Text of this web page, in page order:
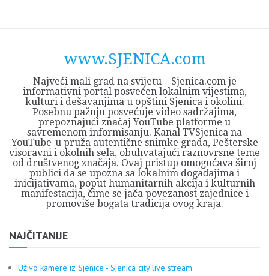
www.SJENICA.com
Najveći mali grad na svijetu – Sjenica.com je
informativni portal posvećen lokalnim vijestima,
kulturi i dešavanjima u opštini Sjenica i okolini.
Posebnu pažnju posvećuje video sadržajima,
prepoznajući značaj YouTube platforme u
savremenom informisanju. Kanal TVSjenica na
YouTube-u pruža autentične snimke grada, Pešterske
visoravni i okolnih sela, obuhvatajući raznovrsne teme
od društvenog značaja. Ovaj pristup omogućava široj
publici da se upozna sa lokalnim događajima i
inicijativama, poput humanitarnih akcija i kulturnih
manifestacija, čime se jača povezanost zajednice i
promoviše bogata tradicija ovog kraja.
NAJČITANIJE
Uživo kamere iz Sjenice - Sjenica city live stream